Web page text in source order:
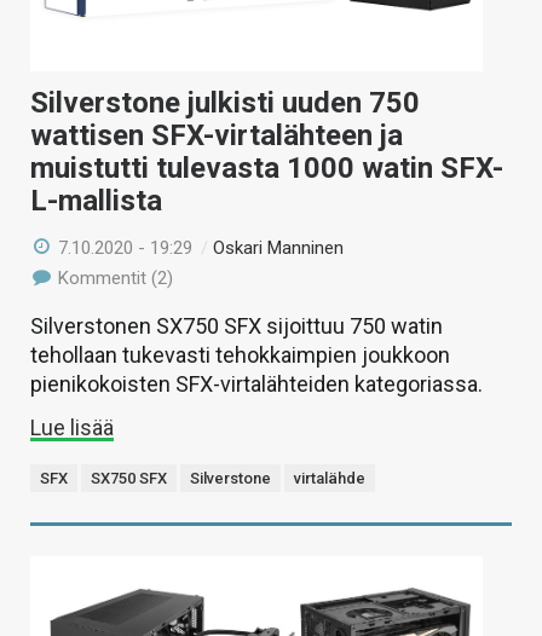
Silverstone julkisti uuden 750
wattisen SFX-virtalähteen ja
muistutti tulevasta 1000 watin SFX-
L-mallista
7.10.2020 - 19:29 /Oskari Manninen
Kommentit (2)
Silverstonen SX750 SFX sijoittuu 750 watin
tehollaan tukevasti tehokkaimpien joukkoon
pienikokoisten SFX-virtalähteiden kategoriassa.
Lue lisää
SFX SX750 SFX Silverstone virtalähde